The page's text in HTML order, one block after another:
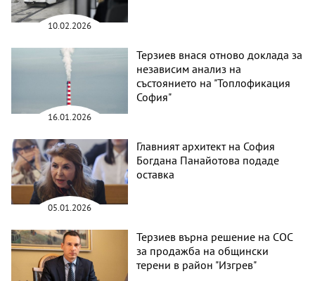
10.02.2026
16.01.2026
Терзиев внася отново доклада за
независим анализ на
състоянието на "Топлофикация
София"
05.01.2026
Главният архитект на София
Богдана Панайотова подаде
оставка
Терзиев върна решение на СОС
за продажба на общински
терени в район "Изгрев"